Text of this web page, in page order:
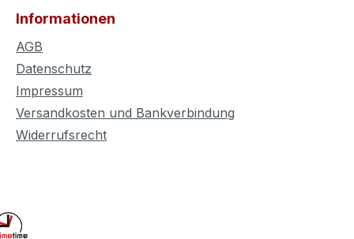
Informationen
AGB
Datenschutz
Impressum
Versandkosten und Bankverbindung
Widerrufsrecht